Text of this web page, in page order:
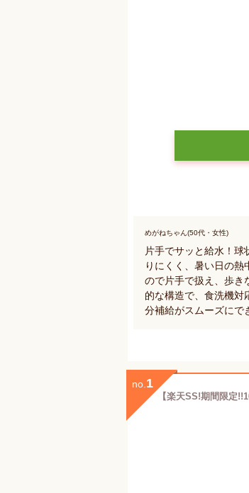
めがねちゃん(50代・女性)
片手でサッと給水！
りにくく、暑い日の
ので片手で扱え、歩き
的な構造で、食洗機対
分補給がスムーズにで
no. 1